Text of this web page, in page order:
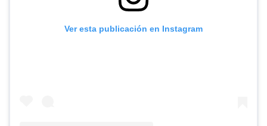
Ver esta publicación en Instagram